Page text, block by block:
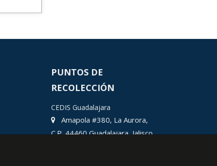
PUNTOS DE
RECOLECCIÓN
CEDIS Guadalajara
Amapola #380, La Aurora,
C.P. 44460 Guadalajara, Jalisco,